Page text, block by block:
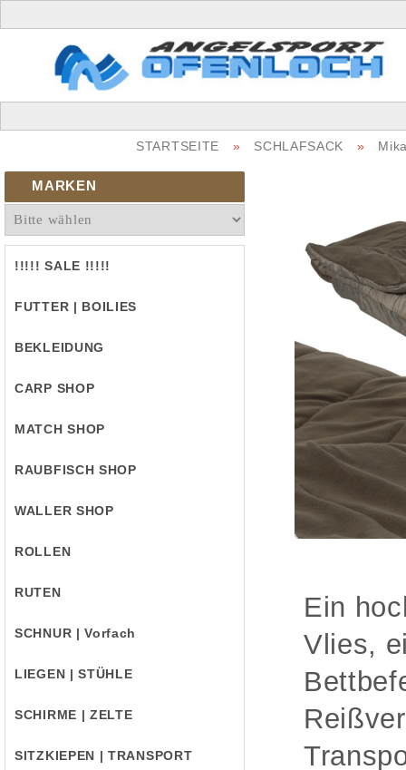
STARTSEITE » SCHLAFSACK »
MARKEN
!!!!! SALE !!!!!
FUTTER | BOILIES
BEKLEIDUNG
CARP SHOP
MATCH SHOP
RAUBFISCH SHOP
WALLER SHOP
ROLLEN
RUTEN
SCHNUR | Vorfach
LIEGEN | STÜHLE
SCHIRME | ZELTE
SITZKIEPEN | TRANSPORT
Ein
Vlies,